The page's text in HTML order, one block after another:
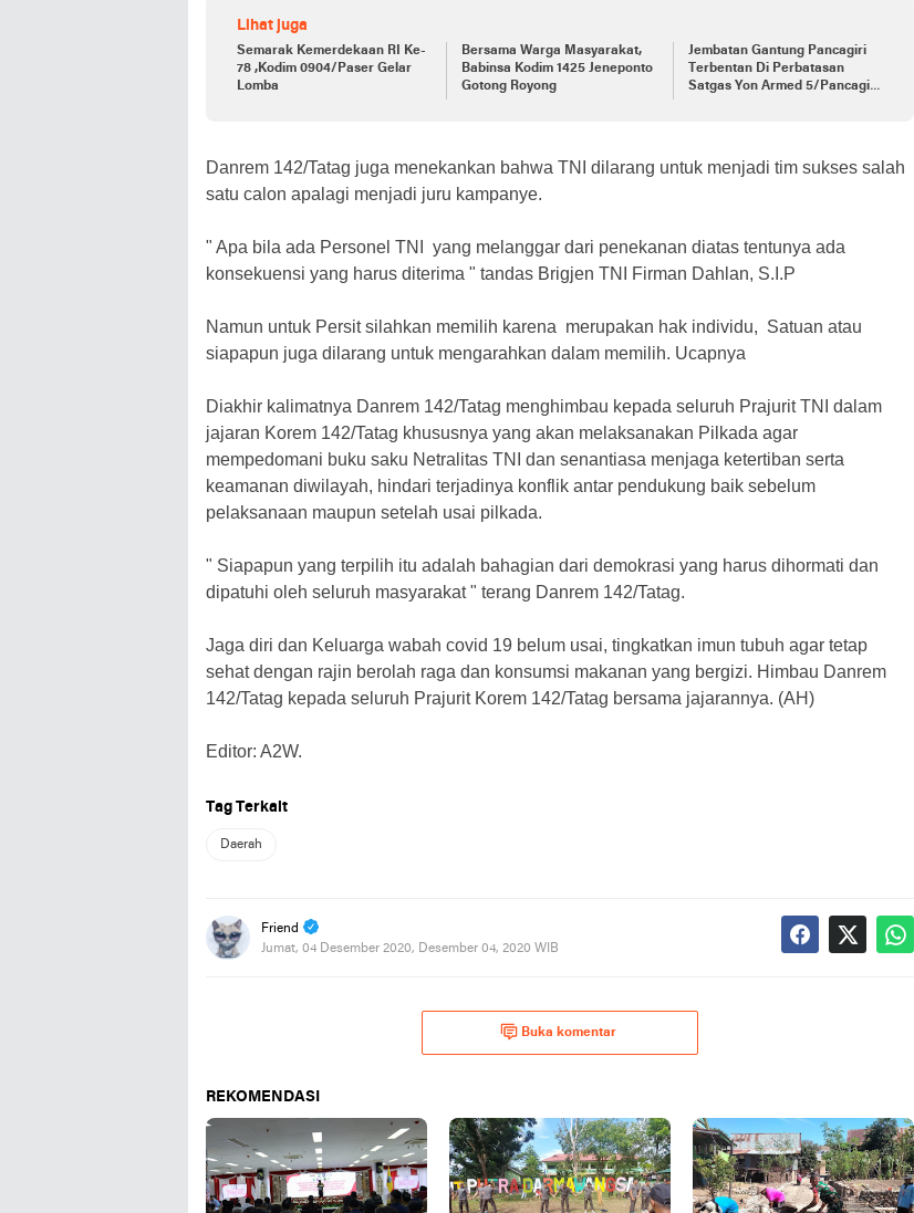
Lihat juga
Semarak Kemerdekaan RI Ke-
78 ,Kodim 0904/Paser Gelar
Lomba
Bersama Warga Masyarakat,
Babinsa Kodim 1425 Jeneponto
Gotong Royong
Jembatan Gantung Pancagiri
Terbentan Di Perbatasan
Satgas Yon Armed 5/Pancagiri
Danrem 142/Tatag juga menekankan bahwa TNI dilarang untuk menjadi tim sukses salah
satu calon apalagi menjadi juru kampanye.
" Apa bila ada Personel TNI yang melanggar dari penekanan diatas tentunya ada
konsekuensi yang harus diterima " tandas Brigjen TNI Firman Dahlan, S.I.P
Namun untuk Persit silahkan memilih karena merupakan hak individu, Satuan atau
siapapun juga dilarang untuk mengarahkan dalam memilih. Ucapnya
Diakhir kalimatnya Danrem 142/Tatag menghimbau kepada seluruh Prajurit TNI dalam
jajaran Korem 142/Tatag khususnya yang akan melaksanakan Pilkada agar
mempedomani buku saku Netralitas TNI dan senantiasa menjaga ketertiban serta
keamanan diwilayah, hindari terjadinya konflik antar pendukung baik sebelum
pelaksanaan maupun setelah usai pilkada.
" Siapapun yang terpilih itu adalah bahagian dari demokrasi yang harus dihormati dan
dipatuhi oleh seluruh masyarakat " terang Danrem 142/Tatag.
Jaga diri dan Keluarga wabah covid 19 belum usai, tingkatkan imun tubuh agar tetap
sehat dengan rajin berolah raga dan konsumsi makanan yang bergizi. Himbau Danrem
142/Tatag kepada seluruh Prajurit Korem 142/Tatag bersama jajarannya. (AH)
Editor: A2W.
Tag Terkait
Daerah
Friend
Jumat, 04 Desember 2020, Desember 04, 2020 WIB
Buka komentar
REKOMENDASI